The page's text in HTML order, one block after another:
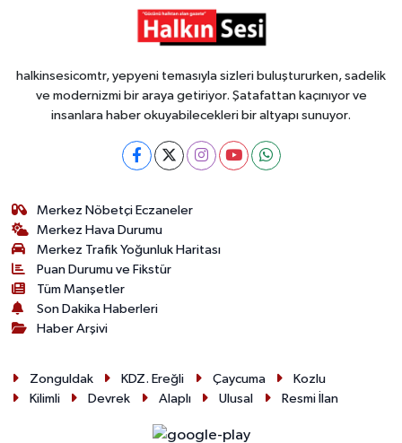
halkinsesicomtr, yepyeni temasıyla sizleri buluştururken, sadelik
ve modernizmi bir araya getiriyor. Şatafattan kaçınıyor ve
insanlara haber okuyabilecekleri bir altyapı sunuyor.
Merkez Nöbetçi Eczaneler
Merkez Hava Durumu
Merkez Trafik Yoğunluk Haritası
Puan Durumu ve Fikstür
Tüm Manşetler
Son Dakika Haberleri
Haber Arşivi
Zonguldak KDZ. Ereğli Çaycuma
Kozlu
Kilimli
Devrek Alaplı Ulusal Resmi İlan